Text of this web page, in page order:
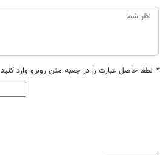
* لطفا حاصل عبارت را در جعبه متن روبرو وارد کنید